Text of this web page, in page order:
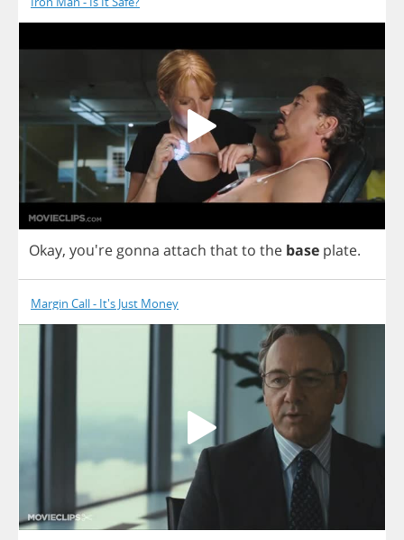
Okay, you're gonna attach thatto the base plate.
Margin Call - It's Just Money